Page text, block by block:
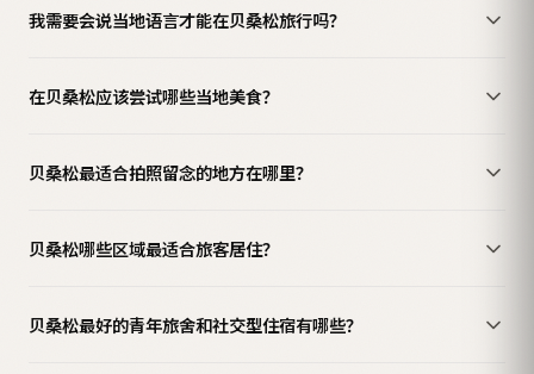
我需要会说当地语言才能在贝桑松旅行吗？
在贝桑松应该尝试哪些当地美食？
贝桑松最适合拍照留念的地方在哪里？
贝桑松哪些区域最适合旅客居住？
贝桑松最好的青年旅舍和社交型住宿有哪些？